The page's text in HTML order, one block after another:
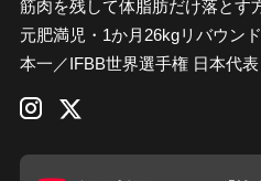
筋肉を残して体脂肪だけ落とす
元肥満児・1か月26kgリバウン
本一／IFBB世界選手権 日本代